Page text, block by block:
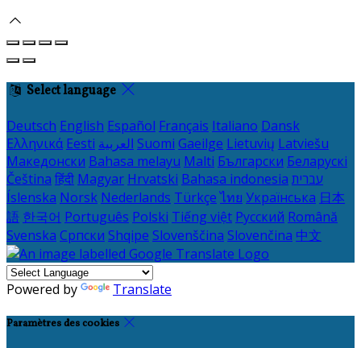
Select language
Deutsch English Español Français Italiano Dansk
Ελληνικά Eesti العربية Suomi Gaeilge Lietuvių Latviešu
Македонски Bahasa melayu Malti Български Беларускі
Čeština हिंदी Magyar Hrvatski Bahasa indonesia עברית
Íslenska Norsk Nederlands Türkçe ไทย Українська 日本
語 한국어 Português Polski Tiếng việt Русский Română
Svenska Српски Shqipe Slovenščina Slovenčina 中文
Powered by Translate
Paramètres des cookies